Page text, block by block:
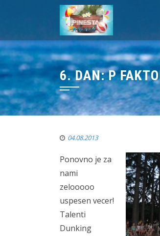
6. DAN: P
04.08.2013
Ponovno je za
nami
zelooooo
uspesen vecer!
Talenti
Dunking